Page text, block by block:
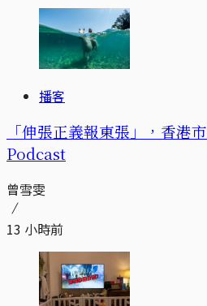
播客
「伸張正義報東張」，香港
Podcast
曾雪雯
13 小時前